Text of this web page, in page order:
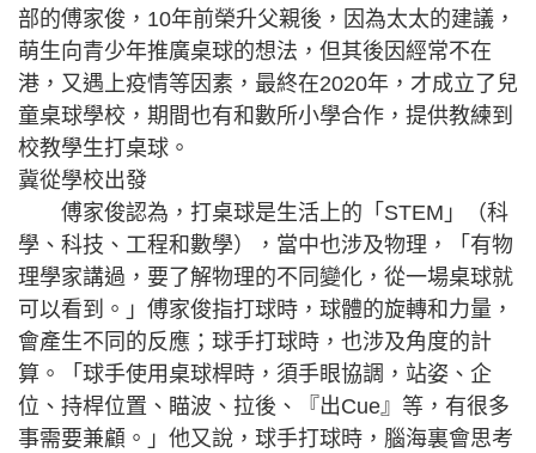
部的傅家俊，10年前榮升父親後，因為太太的建議，
萌生向青少年推廣桌球的想法，但其後因經常不在
港，又遇上疫情等因素，最終在2020年，才成立了兒
童桌球學校，期間也有和數所小學合作，提供教練到
校教學生打桌球。
冀從學校出發
傅家俊認為，打桌球是生活上的「STEM」（科
學、科技、工程和數學），當中也涉及物理，「有物
理學家講過，要了解物理的不同變化，從一場桌球就
可以看到。」傅家俊指打球時，球體的旋轉和力量，
會產生不同的反應；球手打球時，也涉及角度的計
算。「球手使用桌球桿時，須手眼協調，站姿、企
位、持桿位置、瞄波、拉後、『出Cue』等，有很多
事需要兼顧。」他又說，球手打球時，腦海裏會思考